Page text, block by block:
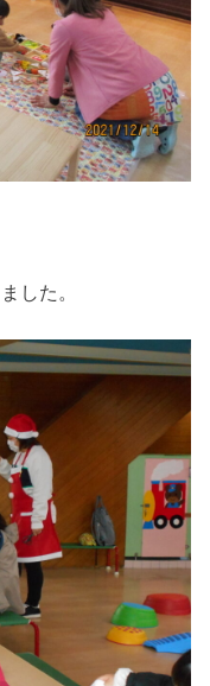
した。